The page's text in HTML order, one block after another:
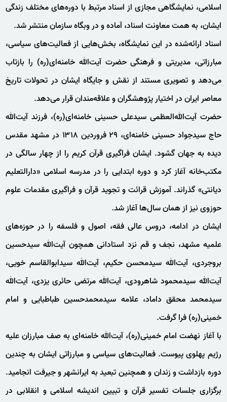
اسلامی، نمایشگاهی مجازی از اسناد مرتبط با دوره‌های مختلف زندگی
ایشان، به همت معاونت اسناد، آماده و در وبگاه سازمان منتشر شد.
اسناد ارائه‌شده در این نمایشگاه، بخش‌هایی از فعالیت‌های سیاسی،
مبارزاتی، مدیریتی و فرهنگی حضرت آیت‌الله خامنه‌ای(ره) را بازتاب
می‌دهد و تصویری مستند از نقش و جایگاه ایشان در تحولات تاریخ
معاصر ایران در اختیار پژوهشگران و علاقه‌مندان قرار می‌دهد.
حضرت آیت‌الله‌العظمی سیدعلی حسینی خامنه‌ای(ره)، فرزند آیت‌الله
حاج سیدجواد حسینی خامنه‌ای، ۲۹ فروردین ۱۳۱۸ در مشهد مقدس
دیده به جهان گشود. ایشان فراگیری قرآن کریم را از چهار سالگی در
مکتب‌خانه آغاز کرد و دوره ابتدایی را در مدرسه اسلامی «دارالتعلیم
دیانتی» گذراند. آموزش قرائت و تجوید قرآن و فراگیری مقدمات علوم
حوزوی نیز از همان سال‌ها آغاز شد.
ایشان در ادامه، دروس عالی فقه، اصول و فلسفه را در حوزه‌های
علمیه مشهد، نجف و قم نزد استادانی همچون آیت‌الله سیدحسین
بروجردی، آیت‌الله سیدمحسن حکیم، آیت‌الله سیدابوالقاسم خویی،
آیت‌الله سیدمحمود شاهرودی، آیت‌الله مرتضی حائری یزدی، آیت‌الله
سیدمحمد محقق داماد، علامه سیدمحمدحسین طباطبایی و امام
خمینی(ره) فرا گرفت.
با آغاز نهضت امام خمینی(ره)، آیت‌الله خامنه‌ای به صف مبارزان علیه
رژیم پهلوی پیوست. فعالیت‌های سیاسی و مبارزاتی ایشان به چندین
دوره بازداشت و زندان و همچنین تبعید به ایرانشهر و جیرفت انجامید.
برگزاری جلسات تفسیر قرآن و تبیین اندیشه اسلامی و انقلابی در